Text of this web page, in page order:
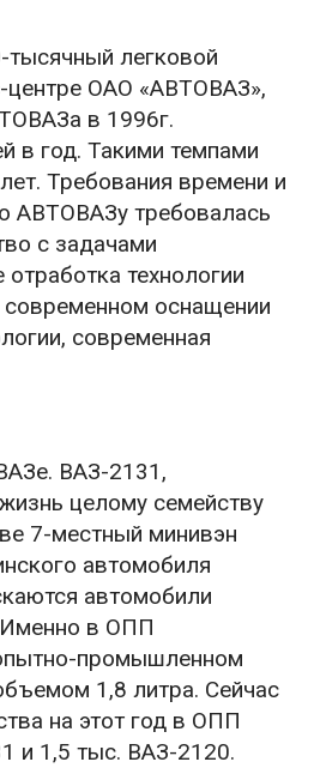
легковой
ОАО «АВТОВАЗ»,
в 1996г.
в год. Такими темпами
Требования времени и
АВТОВАЗу требовалась
с задачами
технологии
современном оснащении
современная
ВАЗ-2131,
целому семейству
7-местный минивэн
автомобиля
автомобили
Именно в ОПП
промышленном
1,8 литра. Сейчас
на этот год в ОПП
и 1,5 тыс. ВАЗ-2120.